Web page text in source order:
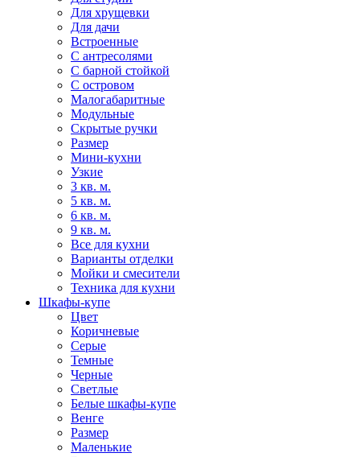
Для хрущевки
Для дачи
Встроенные
С антресолями
С барной стойкой
С островом
Малогабаритные
Модульные
Скрытые ручки
Размер
Мини-кухни
Узкие
3 кв. м.
5 кв. м.
6 кв. м.
9 кв. м.
Все для кухни
Варианты отделки
Мойки и смесители
Техника для кухни
Шкафы-купе
Цвет
Коричневые
Серые
Темные
Черные
Светлые
Белые шкафы-купе
Венге
Размер
Маленькие